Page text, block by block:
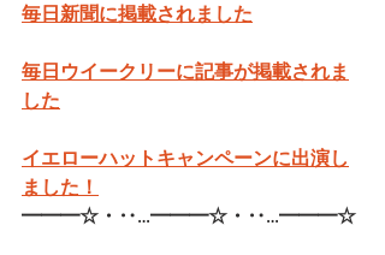
毎日新聞に掲載されました
毎日ウイークリーに記事が掲載されま
した
イエローハットキャンペーンに出演し
ました！
━━━☆・‥…━━━☆・‥…━━━☆